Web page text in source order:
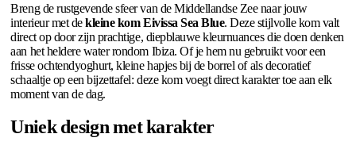
Breng de rustgevende sfeer van de Middellandse Zee naar jouw
interieur met dekleine kom Eivissa Sea Blue. Deze stijlvolle kom valt
direct op door zijn prachtige, diepblauwe kleurnuances die doen denken
aan het heldere water rondom Ibiza. Of je hem nu gebruikt voor een
frisse ochtendyoghurt, kleine hapjes bij de borrel of als decoratief
schaaltje op een bijzettafel: deze kom voegt direct karakter toe aan elk
moment van de dag.
Uniek design met karakter